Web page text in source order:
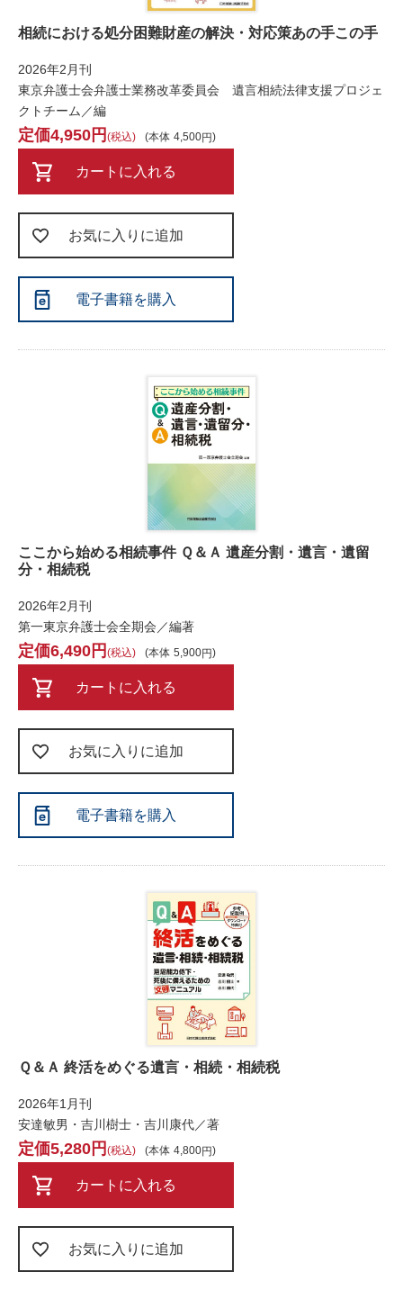
相続における処分困難財産の解決・対応策あの手この手
2026年2月刊
東京弁護士会弁護士業務改革委員会 遺言相続法律支援プロジェ
クトチーム／編
本体 4,500
4,950 税込
カートに入れる
お気に入りに追加
電子書籍を購入
ここから始める相続事件 Ｑ＆Ａ 遺産分割・遺言・遺留
分・相続税
2026年2月刊
第一東京弁護士会全期会／編著
本体 5,900
6,490 税込
カートに入れる
お気に入りに追加
電子書籍を購入
Ｑ＆Ａ 終活をめぐる遺言・相続・相続税
2026年1月刊
安達敏男・吉川樹士・吉川康代／著
本体 4,800
5,280 税込
カートに入れる
お気に入りに追加